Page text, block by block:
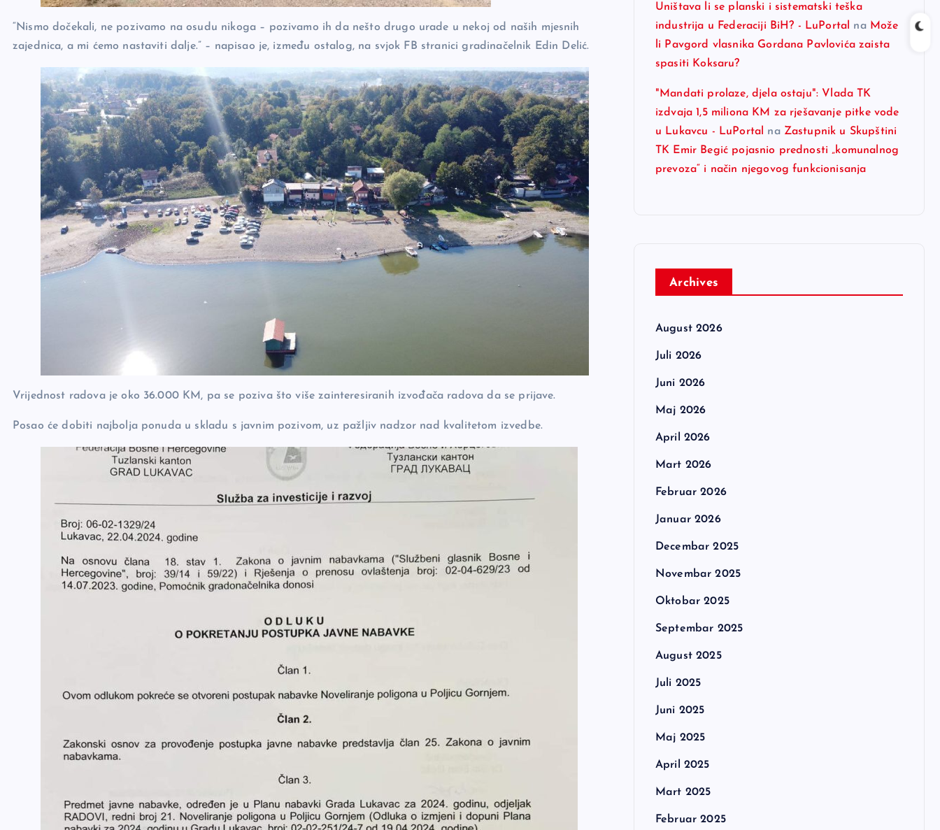
“Nismo dočekali, ne pozivamo na osudu nikoga – pozivamo ih da nešto drugo urade u nekoj od naših mjesnih
zajednica, a mi ćemo nastaviti dalje.” – napisao je, između ostalog, na svjok FB stranici gradinačelnik Edin Delić.
Vrijednost radova je oko 36.000 KM, pa se poziva što više zainteresiranih izvođača radova da se prijave.
Posao će dobiti najbolja ponuda u skladu s javnim pozivom, uz pažljiv nadzor nad kvalitetom izvedbe.
Uništava li se planski i sistematski teška
industrija u Federaciji BiH? - LuPortal
na Može
li Pavgord vlasnika Gordana Pavlovića zaista
spasiti Koksaru?
"Mandati prolaze, djela ostaju": Vlada TK
izdvaja 1,5 miliona KM za rješavanje pitke vode
u Lukavcu - LuPortal
na Zastupnik u Skupštini
TK Emir Begić pojasnio prednosti „komunalnog
prevoza“ i način njegovog funkcionisanja
Archives
August 2026
Juli 2026
Juni 2026
Maj 2026
April 2026
Mart 2026
Februar 2026
Januar 2026
Decembar 2025
Novembar 2025
Oktobar 2025
Septembar 2025
August 2025
Juli 2025
Juni 2025
Maj 2025
April 2025
Mart 2025
Februar 2025